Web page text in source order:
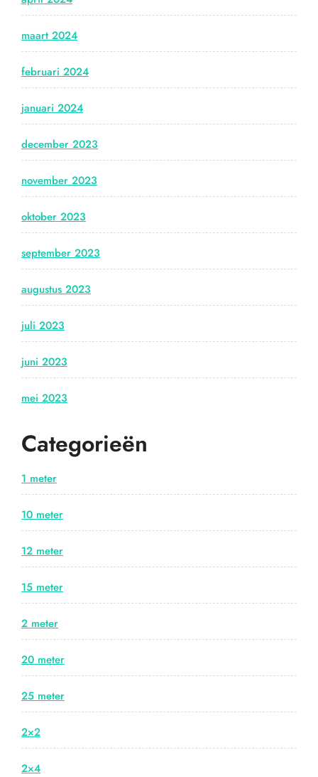
maart 2024
februari 2024
januari 2024
december 2023
november 2023
oktober 2023
september 2023
augustus 2023
juli 2023
juni 2023
mei 2023
Categorieën
1 meter
10 meter
12 meter
15 meter
2 meter
20 meter
25 meter
2×2
2×4